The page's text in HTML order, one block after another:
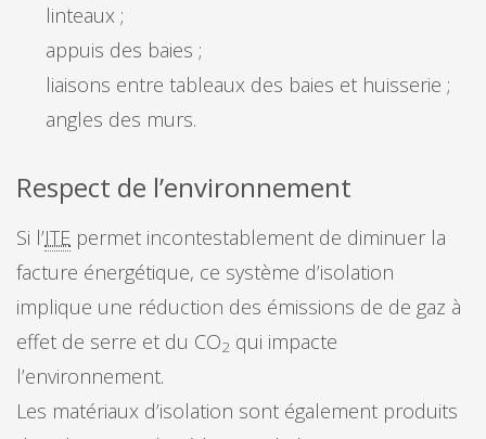
linteaux ;
appuis des baies ;
liaisons entre tableaux des baies et huisserie ;
angles des murs.
Respect de l’environnement
Si l’ITE permet incontestablement de diminuer la
facture énergétique, ce système d’isolation
implique une réduction des émissions de de gaz à
effet de serre et du CO2 qui impacte
l’environnement.
Les matériaux d’isolation sont également produits